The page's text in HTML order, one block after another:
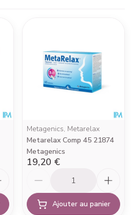
Metagenics, Metarelax
Metarelax Comp 45 21874
Metagenics
19,20 €
Ajouter au panier